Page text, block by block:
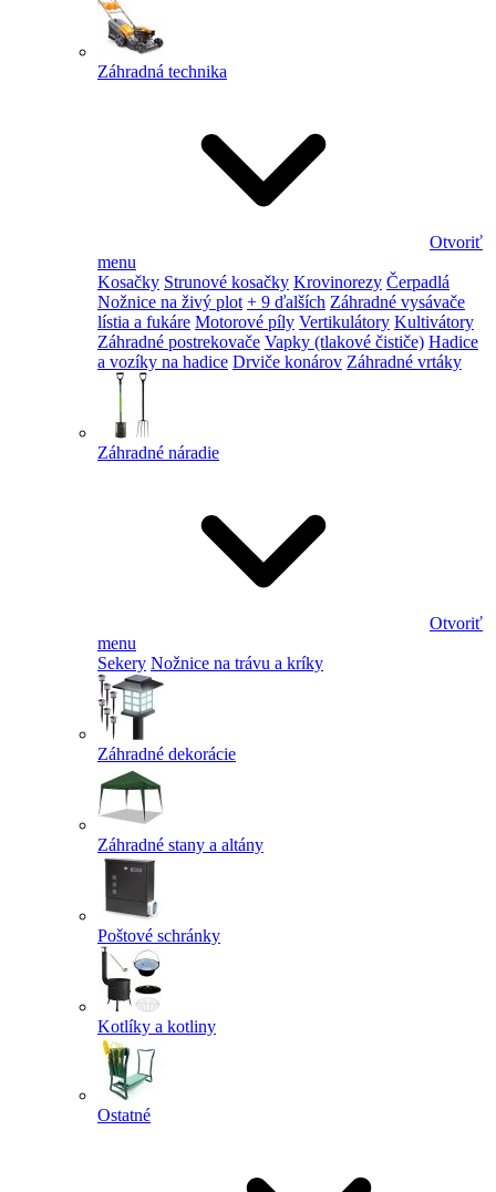
Záhradná technika
Otvoriť
menu
Kosačky Strunové kosačky Krovinorezy Čerpadlá
Nožnice na živý plot + 9 ďalších Záhradné vysávače
lístia a fukáre Motorové píly Vertikulátory Kultivátory
Záhradné postrekovače Vapky (tlakové čističe) Hadice
a vozíky na hadice Drviče konárov Záhradné vrtáky
Záhradné náradie
Otvoriť
menu
Sekery Nožnice na trávu a kríky
Záhradné dekorácie
Záhradné stany a altány
Poštové schránky
Kotlíky a kotliny
Ostatné